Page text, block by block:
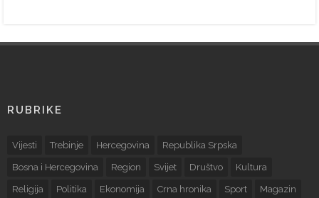
RUBRIKE
Vijesti Trebinje Hercegovina Republika Srpska
Bosna i Hercegovina Region Svijet Društvo Kultura
Religija Politika Ekonomija Crna hronika Sport Magazin